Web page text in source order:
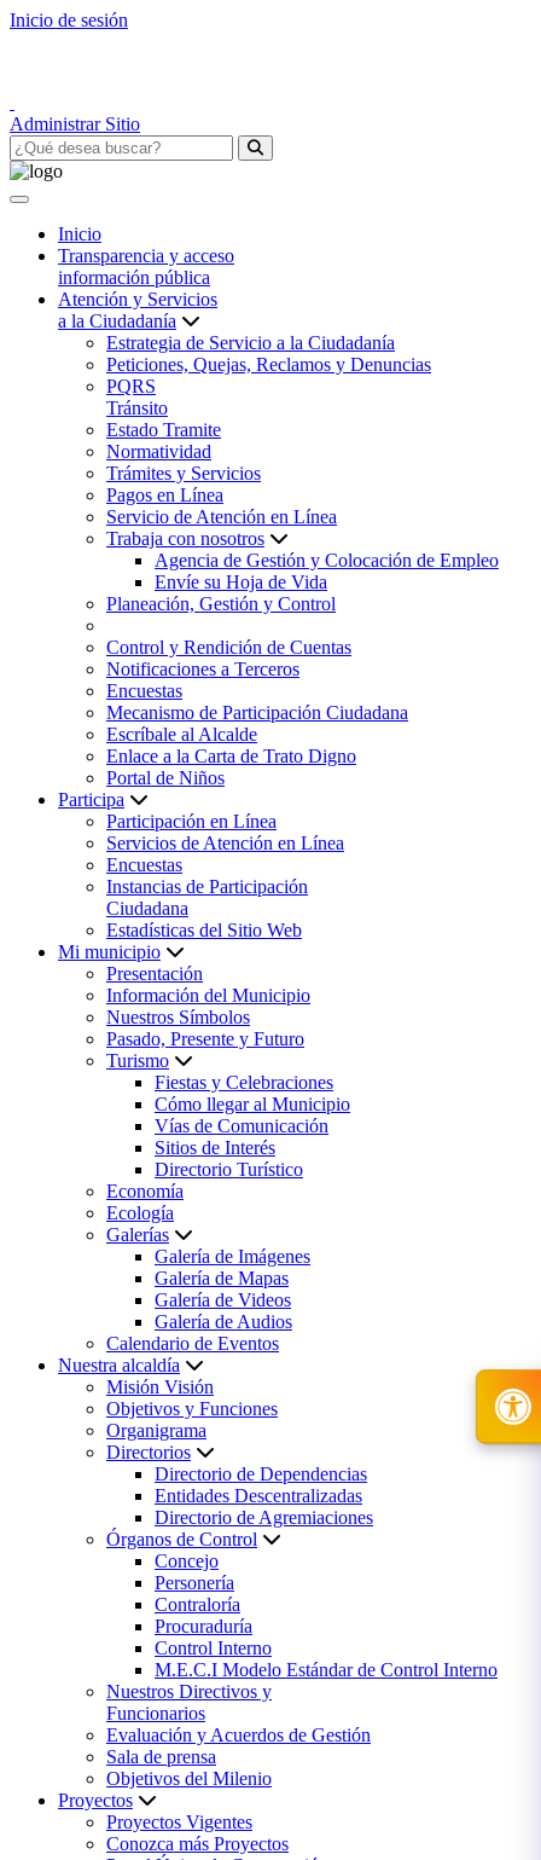
Inicio de sesión
Administrar Sitio
Inicio
Transparencia y acceso
información pública
Atención y Servicios
a la Ciudadanía
Estrategia de Servicio a la Ciudadanía
Peticiones, Quejas, Reclamos y Denuncias
PQRS
Tránsito
Estado Tramite
Normatividad
Trámites y Servicios
Pagos en Línea
Servicio de Atención en Línea
Trabaja con nosotros
Agencia de Gestión y Colocación de Empleo
Envíe su Hoja de Vida
Planeación, Gestión y Control
Control y Rendición de Cuentas
Notificaciones a Terceros
Encuestas
Mecanismo de Participación Ciudadana
Escríbale al Alcalde
Enlace a la Carta de Trato Digno
Portal de Niños
Participa
Participación en Línea
Servicios de Atención en Línea
Encuestas
Instancias de Participación
Ciudadana
Estadísticas del Sitio Web
Mi municipio
Presentación
Información del Municipio
Nuestros Símbolos
Pasado, Presente y Futuro
Turismo
Fiestas y Celebraciones
Cómo llegar al Municipio
Vías de Comunicación
Sitios de Interés
Directorio Turístico
Economía
Ecología
Galerías
Galería de Imágenes
Galería de Mapas
Galería de Videos
Galería de Audios
Calendario de Eventos
Nuestra alcaldía
Misión Visión
Objetivos y Funciones
Organigrama
Directorios
Directorio de Dependencias
Entidades Descentralizadas
Directorio de Agremiaciones
Órganos de Control
Concejo
Personería
Contraloría
Procuraduría
Control Interno
M.E.C.I Modelo Estándar de Control Interno
Nuestros Directivos y
Funcionarios
Evaluación y Acuerdos de Gestión
Sala de prensa
Objetivos del Milenio
Proyectos
Proyectos Vigentes
Conozca más Proyectos